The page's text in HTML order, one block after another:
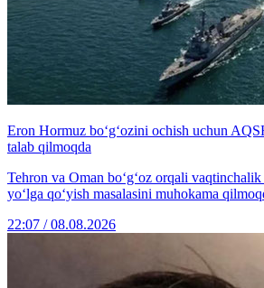
Eron Hormuz bo‘g‘ozini ochish uchun
talab qilmoqda
Tehron va Oman bo‘g‘oz orqali
yo‘lga qo‘yish masalasini muhokama
22:07 / 08.08.2026